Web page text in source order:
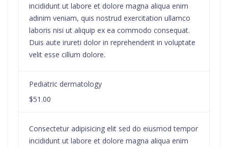
incididunt ut labore et dolore magna aliqua enim
adinim veniam, quis nostrud exercitation ullamco
laboris nisi ut aliquip ex ea commodo consequat.
Duis aute irureti dolor in reprehenderit in voluptate
velit esse cillum dolore.
Pediatric dermatology
$51.00
Consectetur adipisicing elit sed do eiusmod tempor
incididunt ut labore et dolore magna aliqua enim